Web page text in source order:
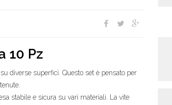
10 Pz
diverse superfici. Questo set è pensato per
stabile e sicura su vari materiali. La vite